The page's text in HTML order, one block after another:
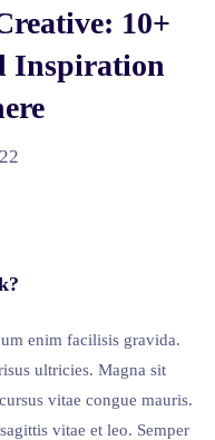
10+
Inspiration
enim facilisis gravida.
ultricies. Magna sit
vitae congue mauris.
vitae et leo. Semper